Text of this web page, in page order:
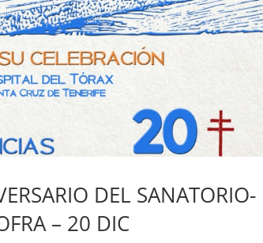
DEL SANATORIO-
– 20 DIC